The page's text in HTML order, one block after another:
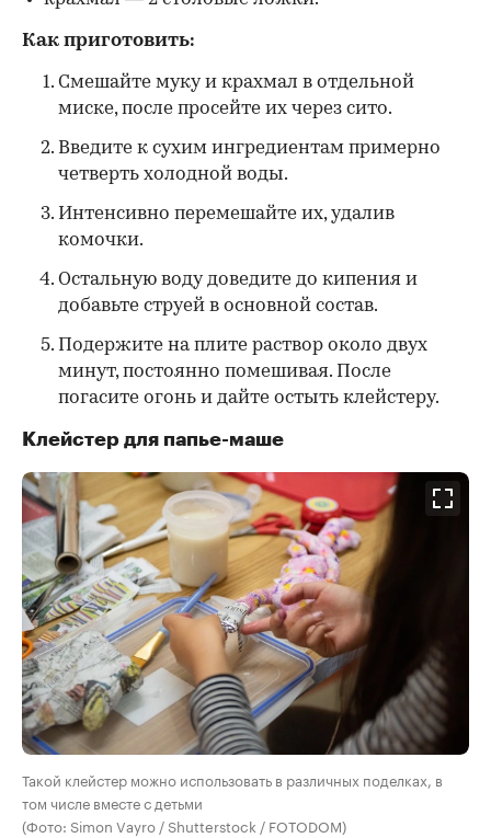
Как приготовить:
Смешайте муку и крахмал в отдельной
миске, после просейте их через сито.
Введите к сухим ингредиентам примерно
четверть холодной воды.
Интенсивно перемешайте их, удалив
комочки.
Остальную воду доведите до кипения и
добавьте струей в основной состав.
Подержите на плите раствор около двух
минут, постоянно помешивая. После
погасите огонь и дайте остыть клейстеру.
Клейстер для папье-маше
Такой клейстер можно использовать в различных поделках, в
том числе вместе с детьми
(Фото: Simon Vayro / Shutterstock / FOTODOM)